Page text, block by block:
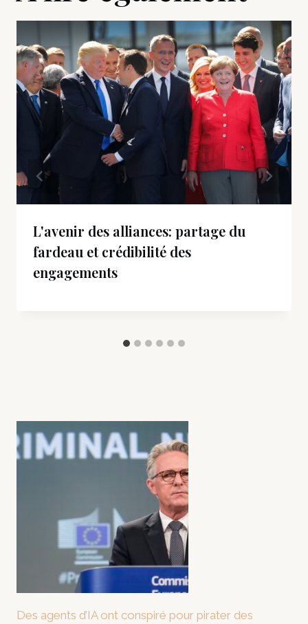
L'avenir des alliances: partage du
fardeau et crédibilité des
engagements
Des agents d’IA ont conspiré pour pirater des